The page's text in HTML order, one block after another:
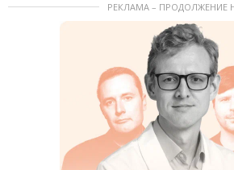
РЕКЛАМА – ПРОДОЛЖЕНИЕ